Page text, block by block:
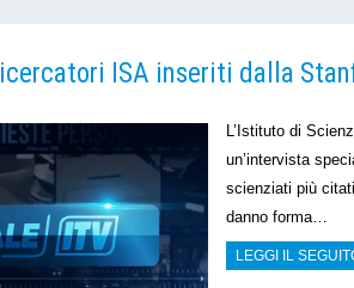
ISA inseriti dalla
L’Istituto di
un’intervista
scienziati più
danno forma…
LEGGI IL